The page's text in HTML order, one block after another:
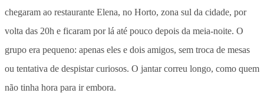
chegaram ao restaurante Elena, no Horto, zona sul da cidade, por
volta das 20h e ficaram por lá até pouco depois da meia-noite. O
grupo era pequeno: apenas eles e dois amigos, sem troca de mesas
ou tentativa de despistar curiosos. O jantar correu longo, como quem
não tinha hora para ir embora.